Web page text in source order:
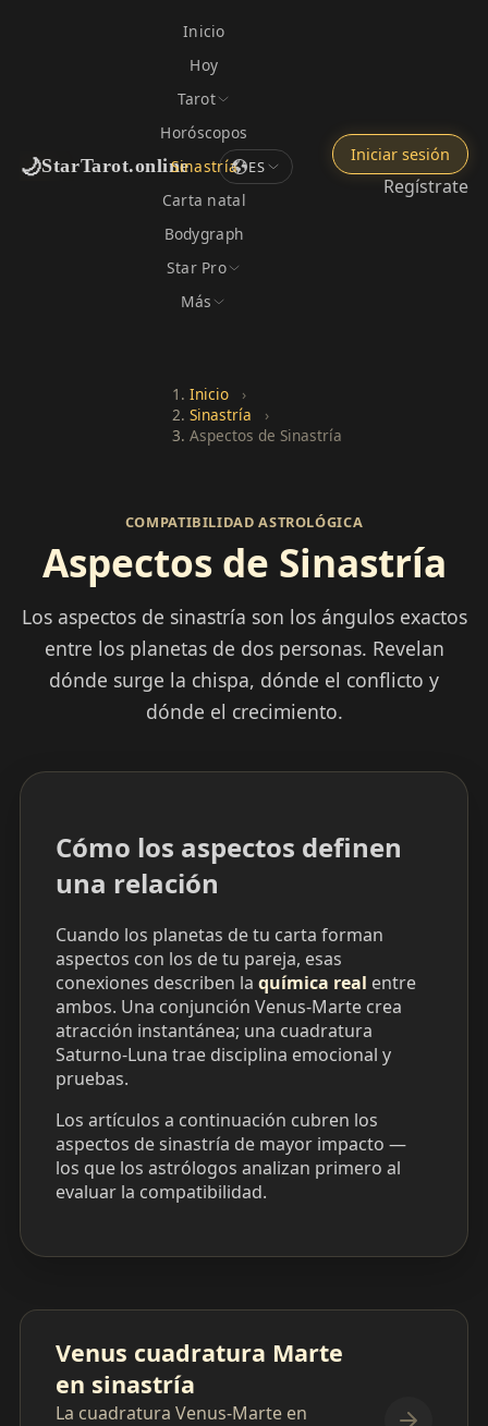
🌙StarTarot.online
Inicio
Hoy
Tarot
Horóscopos
Sinastría
Carta natal
Bodygraph
Star Pro
Más
ES
Iniciar sesión
Regístrate
Inicio
›
Sinastría
›
Aspectos de Sinastría
COMPATIBILIDAD ASTROLÓGICA
Aspectos de Sinastría
Los aspectos de sinastría son los ángulos exactos
entre los planetas de dos personas. Revelan
dónde surge la chispa, dónde el conflicto y
dónde el crecimiento.
Cómo los aspectos definen
una relación
Cuando los planetas de tu carta forman
aspectos con los de tu pareja, esas
conexiones describen la química real entre
ambos. Una conjunción Venus-Marte crea
atracción instantánea; una cuadratura
Saturno-Luna trae disciplina emocional y
pruebas.
Los artículos a continuación cubren los
aspectos de sinastría de mayor impacto —
los que los astrólogos analizan primero al
evaluar la compatibilidad.
Venus cuadratura Marte
en sinastría
La cuadratura Venus-Marte en